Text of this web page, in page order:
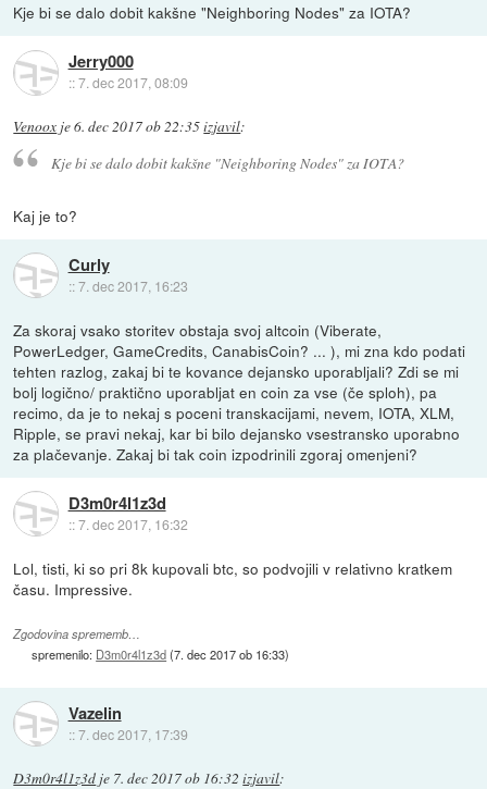
Kje bi se dalo dobit kakšne "Neighboring Nodes" za IOTA?
Jerry000
::7. dec 2017, 08:09
Venoox je6. dec 2017 ob 22:35izjavil:
Kje bi se dalo dobit kakšne "Neighboring Nodes" za IOTA?
Kaj je to?
Curly
::7. dec 2017, 16:23
Za skoraj vsako storitev obstaja svoj altcoin (Viberate,
PowerLedger, GameCredits, CanabisCoin? ... ), mi zna kdo podati
tehten razlog, zakaj bi te kovance dejansko uporabljali? Zdi se mi
bolj logično/ praktično uporabljat en coin za vse (če sploh), pa
recimo, da je to nekaj s poceni transkacijami, nevem, IOTA, XLM,
Ripple, se pravi nekaj, kar bi bilo dejansko vsestransko uporabno
za plačevanje. Zakaj bi tak coin izpodrinili zgoraj omenjeni?
D3m0r4l1z3d
::7. dec 2017, 16:32
Lol, tisti, ki so pri 8k kupovali btc, so podvojili v relativno kratkem
času. Impressive.
Zgodovina sprememb…
spremenilo: D3m0r4l1z3d(7. dec 2017 ob 16:33)
Vazelin
::7. dec 2017, 17:39
D3m0r4l1z3d je 7. dec 2017 ob 16:32 izjavil: